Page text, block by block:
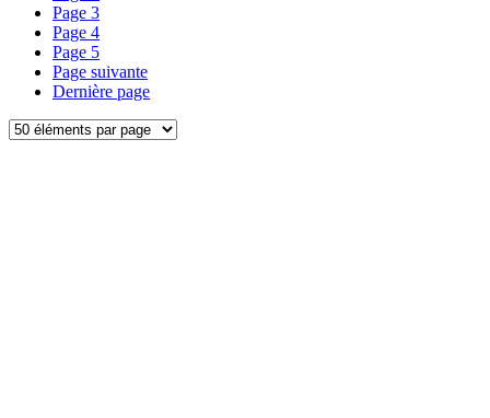
Page 3
Page 4
Page 5
Page suivante
Dernière page